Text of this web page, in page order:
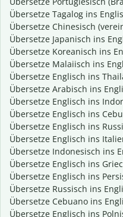
Übersetze Tagalog ins
Übersetze Chinesisch
Übersetze Japanisch ins
Übersetze Koreanisch ins
Übersetze Malaiisch ins
Übersetze Englisch ins
Übersetze Arabisch ins
Übersetze Englisch ins
Übersetze Englisch ins
Übersetze Englisch ins
Übersetze Englisch ins
Übersetze Indonesisch ins
Übersetze Englisch ins
Übersetze Englisch ins
Übersetze Russisch ins
Übersetze Cebuano ins
Übersetze Englisch ins